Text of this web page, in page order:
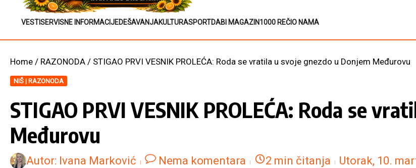
VESTISERVISNE INFORMACIJEDEŠAVANJAKULTURASPORTDABI MAGAZIN1000 REČIO NAMA
Home / RAZONODA / STIGAO PRVI VESNIK PROLEĆA: Roda se vratila u svoje gnezdo u Donjem Međurovu
NIŠ | RAZONODA
STIGAO PRVI VESNIK PROLEĆA: Roda se
Međurovu
Autor: Ivana Marković Nema komentara 2 min čitanja Utorak, 10.